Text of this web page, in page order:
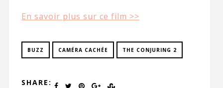
En savoir plus sur ce film >>
BUZZ CAMÉRA CACHÉE THE CONJURING 2
SHARE: